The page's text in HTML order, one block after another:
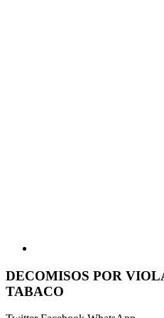
DECOMISOS POR
TABACO